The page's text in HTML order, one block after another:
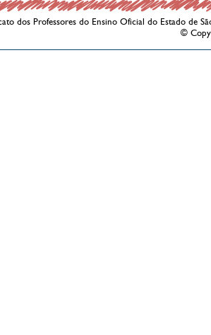
dos Professores do Ensino Oficial do Estado de
©